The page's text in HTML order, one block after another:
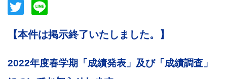
Twitter
【本件は掲示終了いたしました。】
2022年度春学期「成績発表」及び「成績調査」